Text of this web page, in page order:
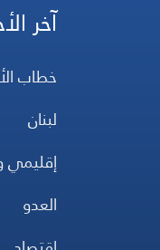
آخر
خطاب
لبنان
العدو